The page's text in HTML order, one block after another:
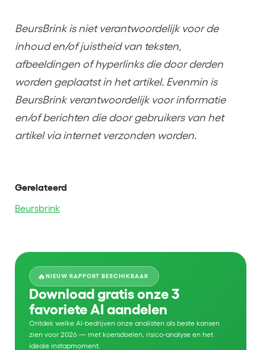
BeursBrink is niet verantwoordelijk voor de
inhoud en/of juistheid van teksten,
afbeeldingen of hyperlinks die door derden
worden geplaatst in het artikel. Evenmin is
BeursBrink verantwoordelijk voor informatie
en/of berichten die door gebruikers van het
artikel via internet verzonden worden.
Gerelateerd
Beursbrink
🔥NIEUW RAPPORT BESCHIKBAAR
Download gratis onze 3
favoriete AI aandelen
Ontdek welke AI-bedrijven onze analisten als beste kansen
zien voor 2026 — met koersdoelen, risico-analyse en het
ideale instapmoment.